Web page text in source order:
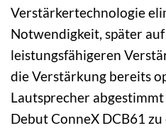
Verstärkertechnologie
Notwendigkeit, später
leistungsfähigeren
die Verstärkung bereits
Lautsprecher
Debut ConneX DCB61